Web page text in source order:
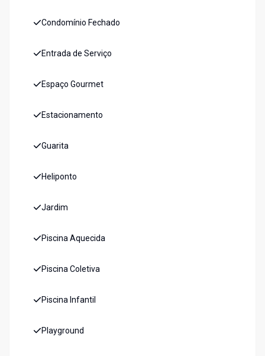
Condomínio Fechado
Entrada de Serviço
Espaço Gourmet
Estacionamento
Guarita
Heliponto
Jardim
Piscina Aquecida
Piscina Coletiva
Piscina Infantil
Playground